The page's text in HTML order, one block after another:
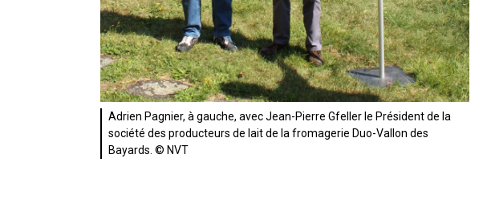
Adrien Pagnier, à gauche, avec Jean-Pierre Gfeller le Président de la
société des producteurs de lait de la fromagerie Duo-Vallon des
Bayards. © NVT